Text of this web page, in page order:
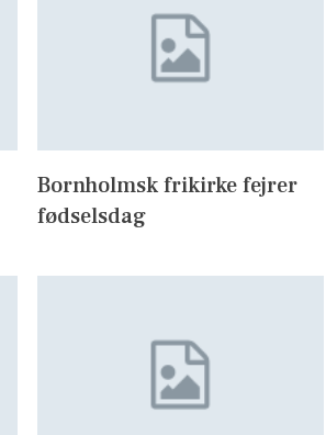
Bornholmsk frikirke fejrer
fødselsdag